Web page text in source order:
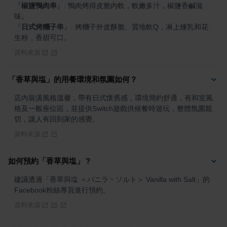
椒鹽鴨肉串
: 鴨肉烤得皮脆內軟，軟嫩多汁，椒鹽香鹹滋
日式烤糰子串
: 烤糰子外皮酥脆、質地軟Q，淋上煉乳和花
生粉，香甜可口。
「香草與塩」的用餐環境和氛圍如何？
店內裝潢風格溫馨，帶有日式懷舊感，環境簡約舒適，有和室風
格及一般座位區，並提供Switch遊戲供候餐時遊玩，整體氛圍親
切，讓人有回到家的感覺。
如何預約「香草與塩」？
建議透過「香草與塩 ＜バニラ・ソルト＞ Vanilla with Salt」的
Facebook粉絲專頁進行預約。